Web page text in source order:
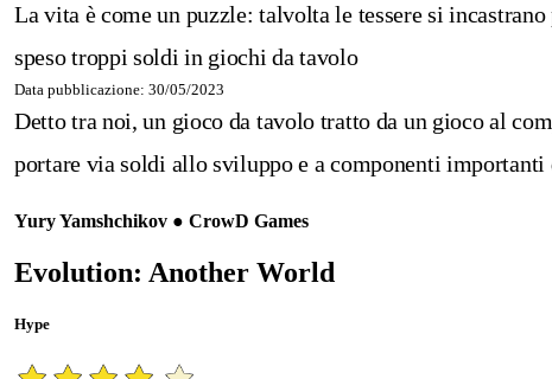
La vita è come un puzzle: talvolta le tessere si
speso troppi soldi in giochi da tavolo
Data pubblicazione: 30/05/2023
Detto tra noi, un gioco da tavolo tratto da un gioco al
portare via soldi allo sviluppo e a componenti
Yury Yamshchikov ● CrowD Games
Evolution: Another World
Hype